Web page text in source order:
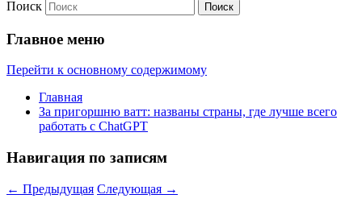
Поиск
Главное меню
Перейти к основному содержимому
Главная
За пригоршню ватт: названы страны, где лучше всего
работать с ChatGPT
Навигация по записям
← Предыдущая Следующая →